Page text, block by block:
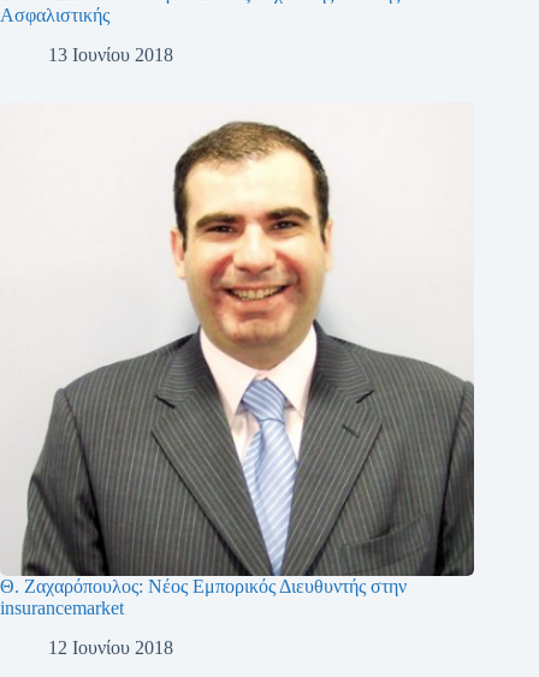
Ασφαλιστικής
13 Ιουνίου 2018
Θ. Ζαχαρόπουλος: Νέος Εμπορικός Διευθυντής στην
insurancemarket
12 Ιουνίου 2018